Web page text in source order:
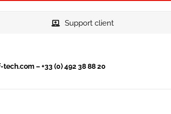
Support client
– +33 (0) 492 38 88 20